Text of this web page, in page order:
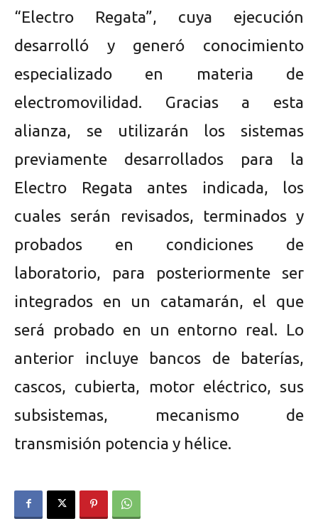
“Electro Regata”, cuya ejecución
desarrolló y generó conocimiento
especializado en materia de
electromovilidad. Gracias a esta
alianza, se utilizarán los sistemas
previamente desarrollados para la
Electro Regata antes indicada, los
cuales serán revisados, terminados y
probados en condiciones de
laboratorio, para posteriormente ser
integrados en un catamarán, el que
será probado en un entorno real. Lo
anterior incluye bancos de baterías,
cascos, cubierta, motor eléctrico, sus
subsistemas, mecanismo de
transmisión potencia y hélice.